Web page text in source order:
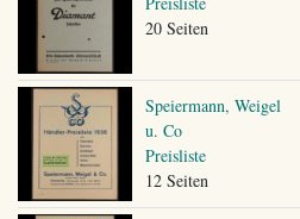
20 Seiten
Speiermann, Weigel
u. Co
Preisliste
12 Seiten